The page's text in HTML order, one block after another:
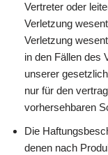
Vertreter oder
Verletzung
Verletzung
in den Fällen des
unserer
nur für den
vorhersehbaren
Die
denen nach